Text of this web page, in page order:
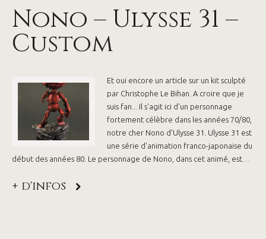
Nono – Ulysse 31 –
Custom
Et oui encore un article sur un kit sculpté
par Christophe Le Bihan. A croire que je
suis fan... Il s'agit ici d'un personnage
fortement célèbre dans les années 70/80,
notre cher Nono d'Ulysse 31. Ulysse 31 est
une série d'animation franco-japonaise du
début des années 80. Le personnage de Nono, dans cet animé, est…
+ d'infos